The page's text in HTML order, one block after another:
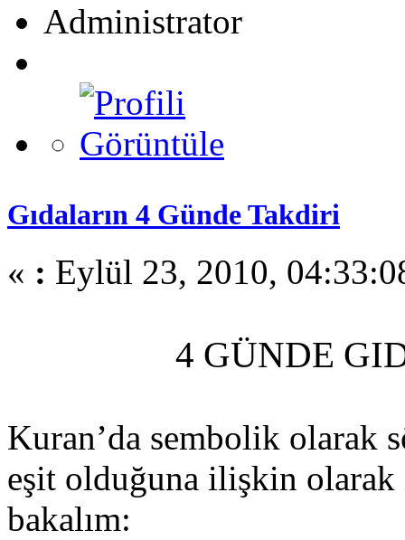
Administrator
Gıdaların 4 Günde Takdiri
« : Eylül 23, 2010,
4 GÜNDE
Kuran’da sembolik olarak
eşit olduğuna ilişkin
bakalım: